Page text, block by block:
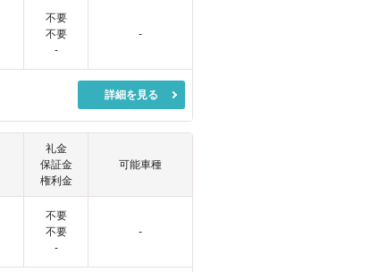
不要
不要
-
-
詳細を見る
礼金
保証金
権利金
可能車種
不要
不要
-
-